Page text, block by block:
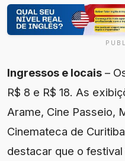
Ingressos e locais –
R$ 8 e R$ 18. As
Arame, Cine Passeio,
Cinemateca de
destacar que o